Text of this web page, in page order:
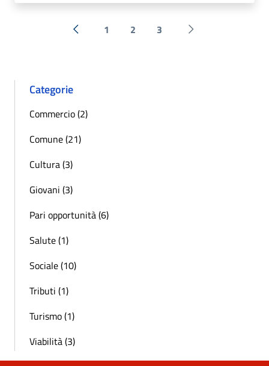
« Precedente
1 2 3 Successiva »
Categorie
Commercio (2)
Comune (21)
Cultura (3)
Giovani (3)
Pari opportunità (6)
Salute (1)
Sociale (10)
Tributi (1)
Turismo (1)
Viabilità (3)